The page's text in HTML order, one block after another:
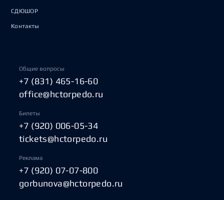
СДЮШОР
Контакты
Общие вопросы
+7 (831) 465-16-60
office@hctorpedo.ru
Билеты
+7 (920) 006-05-34
tickets@hctorpedo.ru
Реклама
+7 (920) 07-07-800
gorbunova@hctorpedo.ru